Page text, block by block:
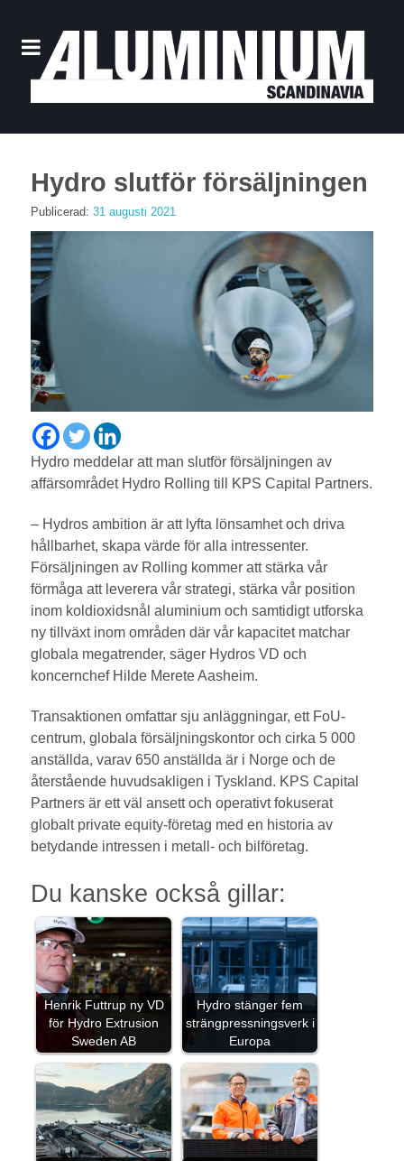
Hydro slutför försäljningen
Publicerad: 31 augusti 2021
Hydro meddelar att man slutför försäljningen av
affärsområdet Hydro Rolling till KPS Capital Partners.
– Hydros ambition är att lyfta lönsamhet och driva
hållbarhet, skapa värde för alla intressenter.
Försäljningen av Rolling kommer att stärka vår
förmåga att leverera vår strategi, stärka vår position
inom koldioxidsnål aluminium och samtidigt utforska
ny tillväxt inom områden där vår kapacitet matchar
globala megatrender, säger Hydros VD och
koncernchef Hilde Merete Aasheim.
Transaktionen omfattar sju anläggningar, ett FoU-
centrum, globala försäljningskontor och cirka 5 000
anställda, varav 650 anställda är i Norge och de
återstående huvudsakligen i Tyskland. KPS Capital
Partners är ett väl ansett och operativt fokuserat
globalt private equity-företag med en historia av
betydande intressen i metall- och bilföretag.
Du kanske också gillar:
Henrik Futtrup ny VD
för Hydro Extrusion
Sweden AB
Hydro stänger fem
strängpressningsverk i
Europa